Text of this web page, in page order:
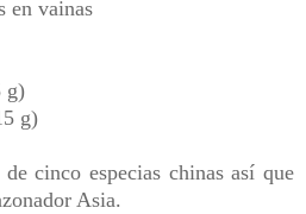
en vainas
g)
g)
cinco especias chinas así que
Asia.